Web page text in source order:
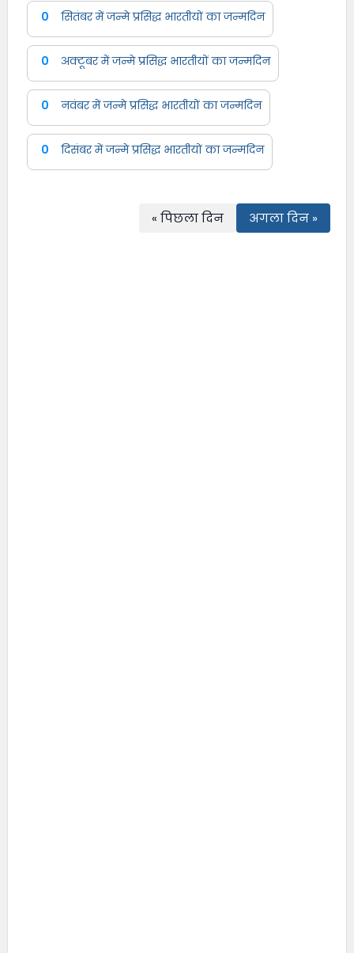
0 सितंबर में जन्मे प्रसिद्ध भारतीयों का जन्मदिन
0 अक्टूबर में जन्मे प्रसिद्ध भारतीयों का जन्मदिन
0 नवंबर में जन्मे प्रसिद्ध भारतीयों का जन्मदिन
0 दिसंबर में जन्मे प्रसिद्ध भारतीयों का जन्मदिन
« पिछला दिन अगला दिन »